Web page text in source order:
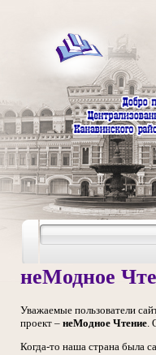
неМодное
Уважаемые пользователи
проект – неМодное Чтение.
Когда-то наша страна была